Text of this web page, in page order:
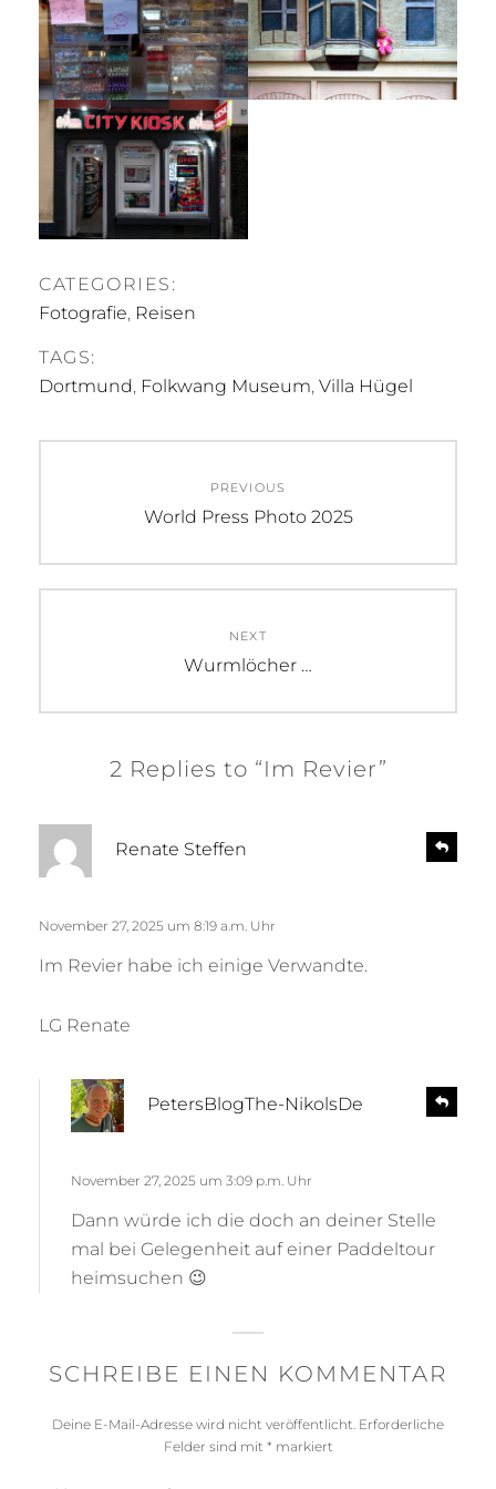
CATEGORIES:
Fotografie, Reisen
TAGS:
Dortmund, Folkwang Museum, Villa Hügel
PREVIOUS
Previous
World Press Photo 2025
NEXT
Next
Wurmlöcher …
2 Replies to “Im Revier”
Renate Steffen
t
November 27, 2025 um 8:19 a.m. Uhr
Im Revier habe ich einige Verwandte.
LG Renate
e
PetersBlogThe-NikolsDe
November 27, 2025 um 3:09 p.m. Uhr
Dann würde ich die doch an deiner Stelle
mal bei Gelegenheit auf einer Paddeltour
heimsuchen 😉
e
SCHREIBE EINEN KOMMENTAR
Deine E-Mail-Adresse wird nicht veröffentlicht. Erforderliche
Felder sind mit * markiert